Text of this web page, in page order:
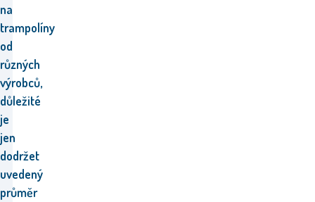
na
trampolíny
od
různých
výrobců,
důležité
je
jen
dodržet
uvedený
průměr